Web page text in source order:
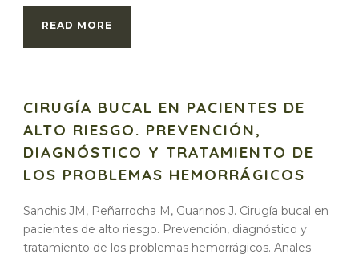
READ MORE
CIRUGÍA BUCAL EN PACIENTES DE
ALTO RIESGO. PREVENCIÓN,
DIAGNÓSTICO Y TRATAMIENTO DE
LOS PROBLEMAS HEMORRÁGICOS
Sanchis JM, Peñarrocha M, Guarinos J. Cirugía bucal en
pacientes de alto riesgo. Prevención, diagnóstico y
tratamiento de los problemas hemorrágicos. Anales